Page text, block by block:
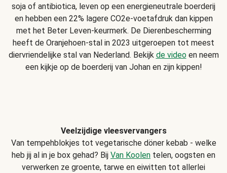
soja of antibiotica, leven op een energieneutrale boerderij
en hebben een 22% lagere CO2e-voetafdruk dan kippen
met het Beter Leven-keurmerk. De Dierenbescherming
heeft de Oranjehoen-stal in 2023 uitgeroepen tot meest
diervriendelijke stal van Nederland. Bekijk de videoen neem
een kijkje op de boerderij van Johan en zijn kippen!
Veelzijdige vleesvervangers
Van tempehblokjes tot vegetarische döner kebab - welke
heb jij al in je box gehad? Bij Van Koolen telen, oogsten en
verwerken ze groente, tarwe en eiwitten tot allerlei